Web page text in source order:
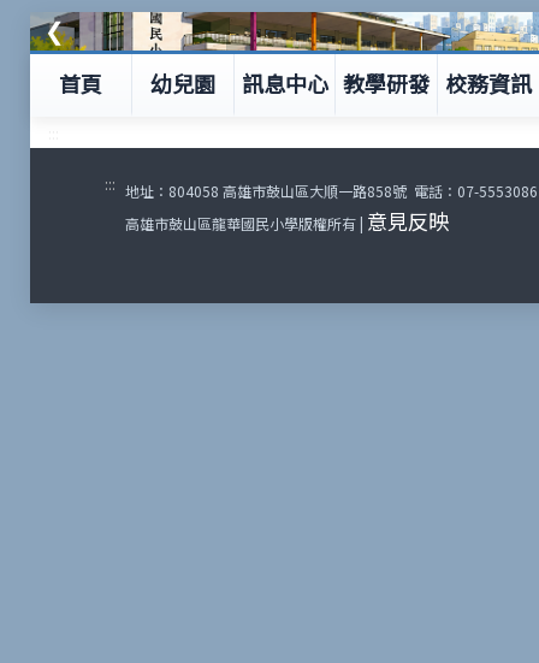
❮
首頁 幼兒園 訊息中心 教學研發 校務資訊
::: 地址：804058 高雄市鼓山區大順一路858號 電話：07-
高雄市鼓山區龍華國民小學版權所有 | 意見反映